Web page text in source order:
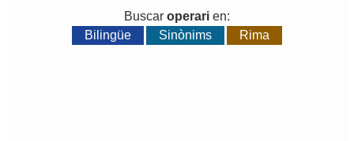
Buscar operari en:
Bilingüe
Sinònims Rima